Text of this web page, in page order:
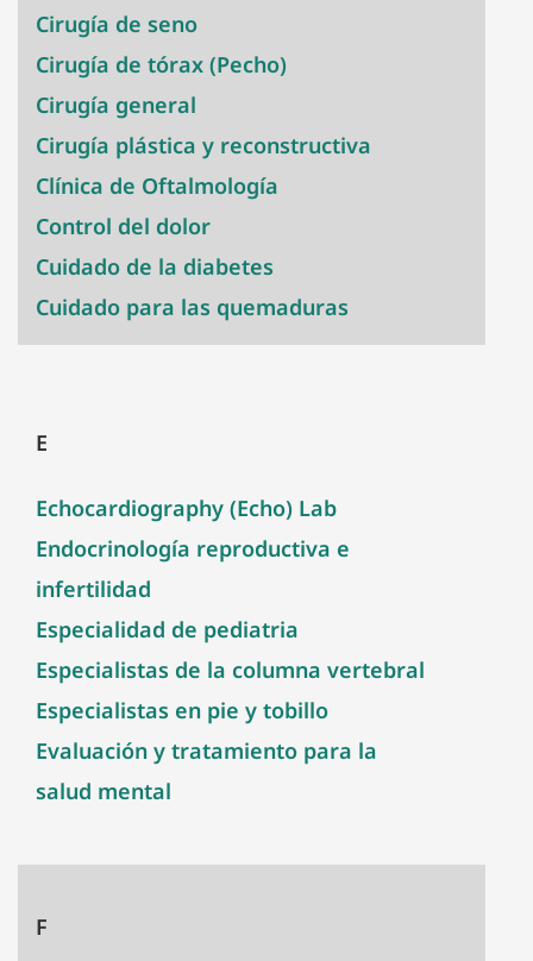
Cirugía de seno
Cirugía de tórax (Pecho)
Cirugía general
Cirugía plástica y reconstructiva
Clínica de Oftalmología
Control del dolor
Cuidado de la diabetes
Cuidado para las quemaduras
E
Echocardiography (Echo) Lab
Endocrinología reproductiva e
infertilidad
Especialidad de pediatria
Especialistas de la columna vertebral
Especialistas en pie y tobillo
Evaluación y tratamiento para la
salud mental
F